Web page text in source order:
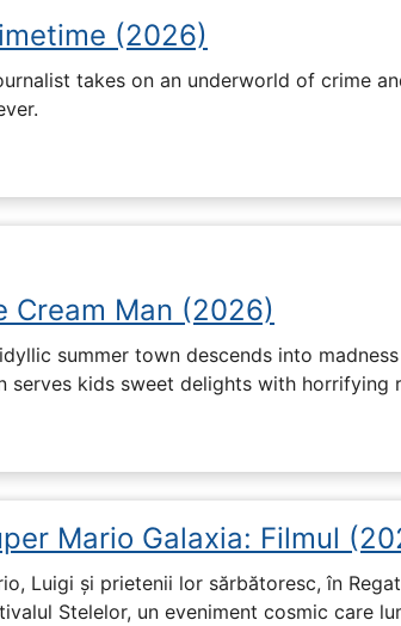
(2026)
takes on an underworld of crime
Cream Man (2026)
summer town descends into
serves kids sweet delights with horrifying
Mario Galaxia: Filmul
Luigi și prietenii lor sărbătoresc, în
Stelelor, un eveniment cosmic care